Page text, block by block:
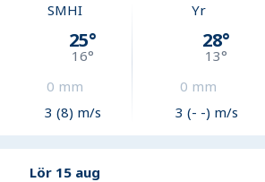
SMHI
25°
16°
0 mm
3 (8) m/s
Yr
28°
13°
0 mm
3 (- -) m/s
Lör 15 aug